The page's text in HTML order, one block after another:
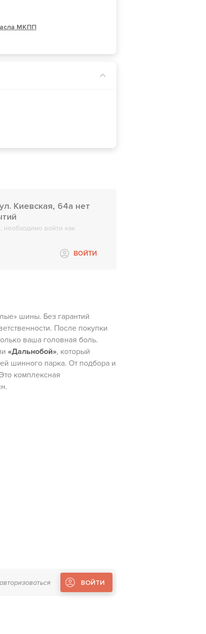
МКПП
Киевская, 64а нет
необходимо войти как
ВОЙТИ
шины. Без гарантий
После покупки
ваша головная боль.
«Дальнобой», который
шинного парка. От подбора и
комплексная
ВОЙТИ